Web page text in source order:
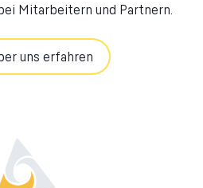
Mitarbeitern und Partnern.
uns erfahren